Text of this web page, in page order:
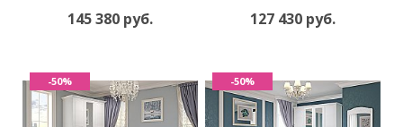
145 380 руб. 127 430 руб.
-50% -50%